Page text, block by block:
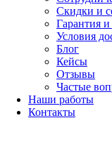
Скидки и
Гарантия и
Условия
Блог
Кейсы
Отзывы
Частые
Наши работы
Контакты